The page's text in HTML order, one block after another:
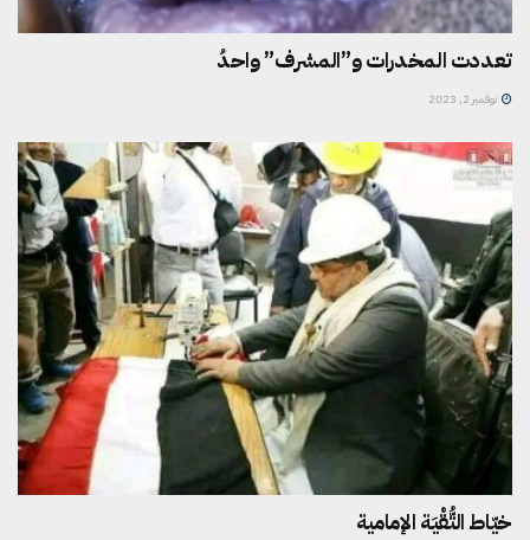
تعددت المخدرات و”المشرف” واحدُ
نوفمبر 2, 2023
خيّاط التُّقْيَة الإمامية